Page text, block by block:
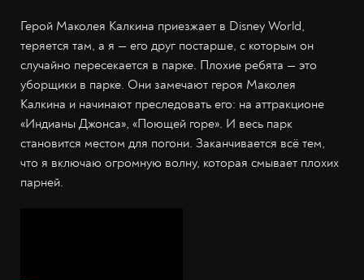
Герой Маколея Калкина приезжает в Disney World,
теряется там, а я — его друг постарше, с которым он
случайно пересекается в парке. Плохие ребята — это
уборщики в парке. Они замечают героя Маколея
Калкина и начинают преследовать его: на аттракционе
«Индианы Джонса», «Поющей горе». И весь парк
становится местом для погони. Заканчивается всё тем,
что я включаю огромную волну, которая смывает плохих
парней.